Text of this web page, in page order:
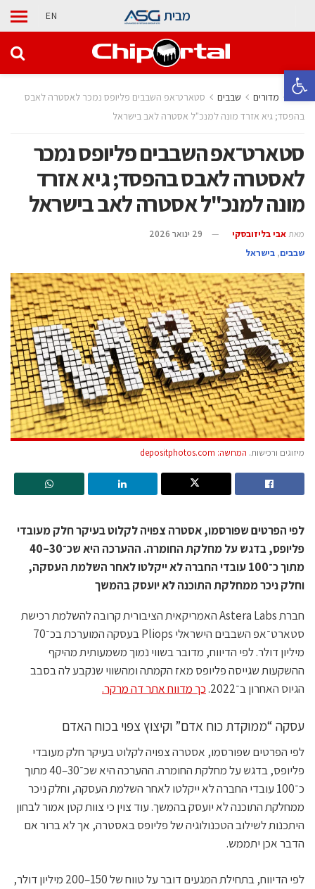
פתח סרגל נגישות
מבית EN
בית מדורים ‫שבבים‬
סטארט־אפ השבבים פליופס נמכר לאסטרה לאבס
בהפסד; גיא אזרד מונה למנכ"ל אסטרה לאב בישראל
סטארט־אפ השבבים פליופס נמכר
לאסטרה לאבס בהפסד; גיא אזרד
מונה למנכ"ל אסטרה לאב בישראל
מאת אבי בליזובסקי
29 ינואר 2026
‫שבבים‬, בישראל
מיזוגים ורכישות. המחשה: depositphotos.com
לפי הפרטים שפורסמו, אסטרה צפויה לקלוט בעיקר חלק מעובדי
פליופס, בדגש על מחלקת החומרה. ההערכה היא שכ־30–40
מתוך כ־100 עובדי החברה לא ייקלטו לאחר השלמת העסקה,
וחלק ניכר ממחלקת התוכנה לא יועסק בהמשך
חברת Astera Labs האמריקאית הציבורית קרובה להשלמת רכישת
סטארט־אפ השבבים הישראלי Pliops בעסקה המוערכת בכ־70
מיליון דולר. לפי הדיווח, מדובר בשווי נמוך משמעותית מהיקף
ההשקעות שגייסה פליופס מאז הקמתה ומהשווי שנקבע לה בסבב
הגיוס האחרון ב־2022.
כך מדווח אתר דה מרקר.
עסקה “ממוקדת כוח אדם” וקיצוץ צפוי בכוח האדם
לפי הפרטים שפורסמו, אסטרה צפויה לקלוט בעיקר חלק מעובדי
פליופס, בדגש על מחלקת החומרה. ההערכה היא שכ־30–40 מתוך
כ־100 עובדי החברה לא ייקלטו לאחר השלמת העסקה, וחלק ניכר
ממחלקת התוכנה לא יועסק בהמשך. עוד צוין כי צוות קטן אמור לבחון
היתכנות לשילוב הטכנולוגיה של פליופס באסטרה, אך לא ברור אם
הדבר אכן יתממש.
לפי הדיווח, בתחילת המגעים דובר על טווח של 150–200 מיליון דולר,